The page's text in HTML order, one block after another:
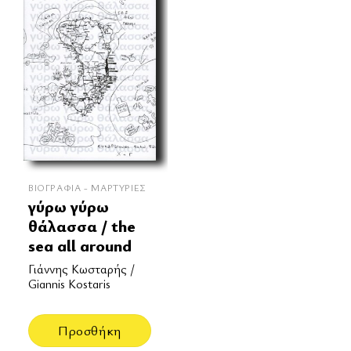
ΒΙΟΓΡΑΦΊΑ - ΜΑΡΤΥΡΊΕΣ
γύρω γύρω
θάλασσα / the
sea all around
Γιάννης Κωσταρής /
Giannis Kostaris
Προσθήκη